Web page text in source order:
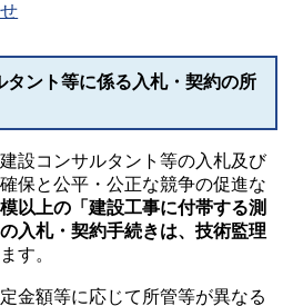
タント等に係る入札・契約の所
設コンサルタント等の入札及び
保と公平・公正な競争の促進な
以上の「建設工事に付帯する測
入札・契約手続きは、技術監理
す。
金額等に応じて所管等が異なる